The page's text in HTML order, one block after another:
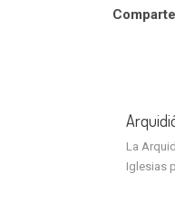
Comparte
La
Iglesias